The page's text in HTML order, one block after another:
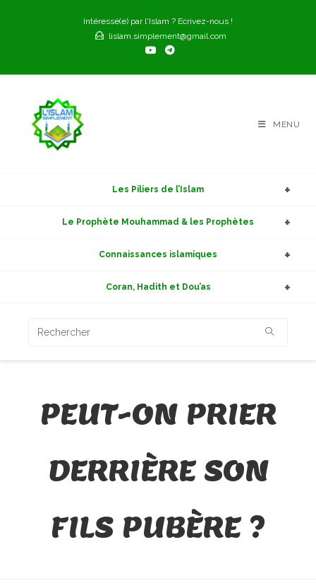
Intéressé(e) par l'Islam ? Ecrivez-nous !
lislam.simplement@gmail.com
MENU
Les Piliers de l’Islam
Le Prophète Mouhammad & les Prophètes
Connaissances islamiques
Coran, Hadith et Dou’as
PEUT-ON PRIER
DERRIÈRE SON
FILS PUBÈRE ?